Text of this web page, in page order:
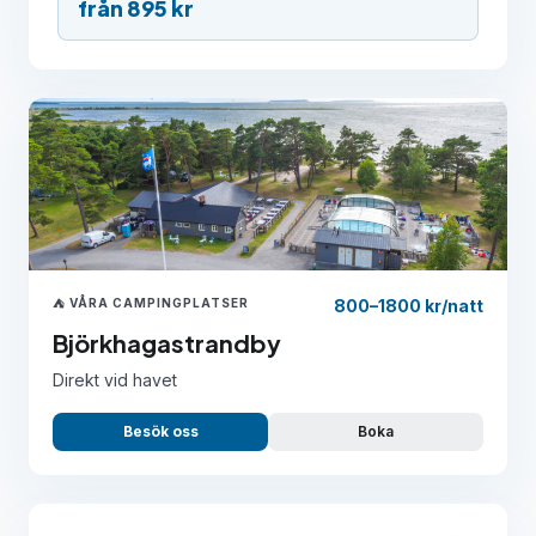
från 895 kr
⛺ VÅRA CAMPINGPLATSER 800–1800 kr/natt
Björkhagastrandby
Direkt vid havet
Besök oss Boka